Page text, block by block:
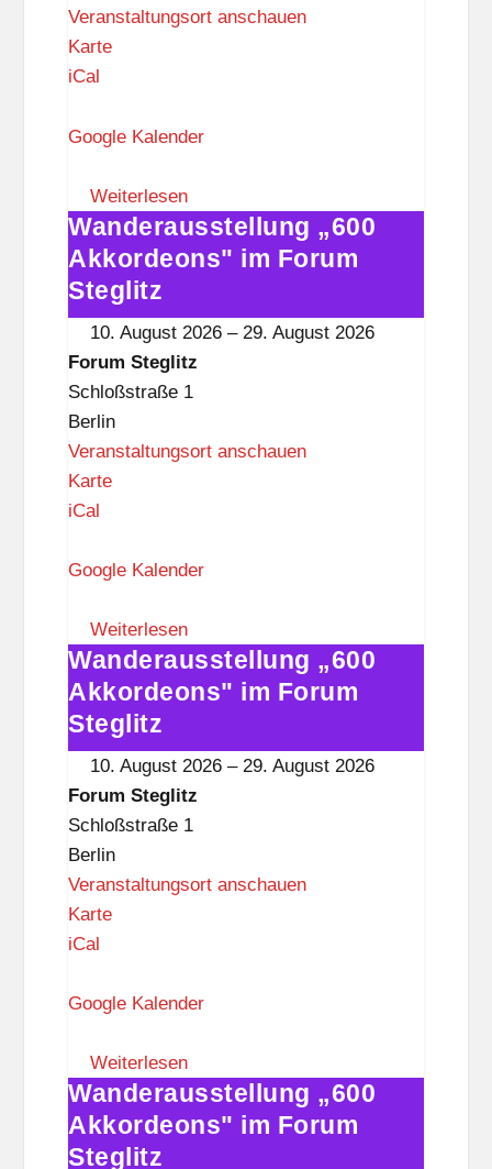
Veranstaltungsort anschauen
KarteF
u
S
t
e
g
l
i
t
z
iCal
Google Kalender
Weiterlesen
Wanderausstellung
„600
Akkordeons"
im
Forum
Steglitz
Wanderausstellung „600
Akkordeons" im Forum
Steglitz
10. August 2026 – 29. August 2026
Forum Steglitz
Schloßstraße 1
Berlin
Veranstaltungsort anschauen
KarteF
u
S
t
e
g
l
i
t
z
iCal
Google Kalender
Weiterlesen
Wanderausstellung
„600
Akkordeons"
im
Forum
Steglitz
Wanderausstellung „600
Akkordeons" im Forum
Steglitz
10. August 2026 –29. August 2026
Forum Steglitz
Schloßstraße 1
Berlin
Veranstaltungsort anschauen
KarteF
u
S
t
e
g
iCal
Google Kalender
Weiterlesen
Wanderausstellung
„600
Akkordeons"
Wanderausstellung „600
Akkordeons" im Forum
Steglitz